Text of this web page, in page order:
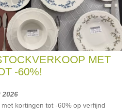
MET
-60%!
2026
kortingen tot -60% op verfijnd